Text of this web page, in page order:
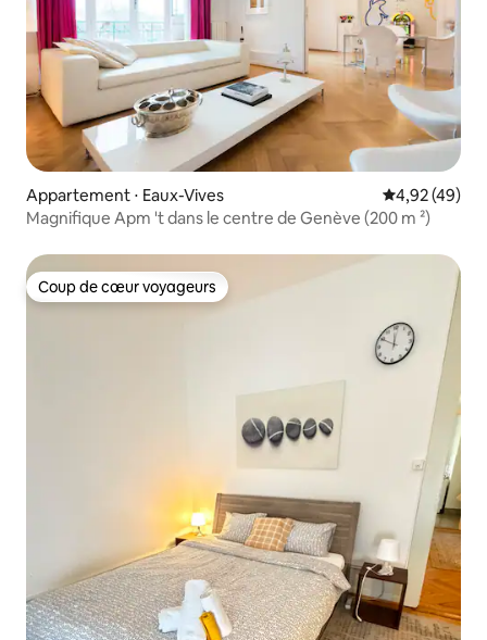
Appartement ⋅ Eaux-Vives Évaluation
4,92 (49)
Magnifique Apm 't dans le centre de Genève (200 m ²)
Coup de cœur voyageurs
Coup de cœur voyageurs